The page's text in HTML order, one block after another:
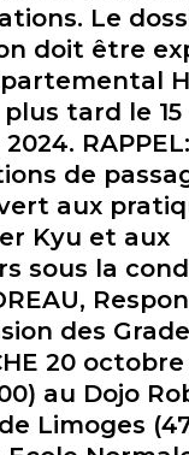
Le
doit être
tard le 15
de
aux
Kyu et aux
sous la
des
20
au Dojo
de Limoges